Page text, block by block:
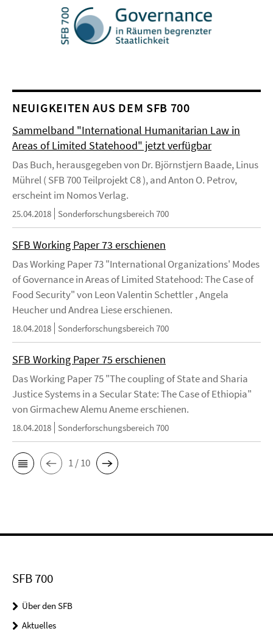
NEUIGKEITEN AUS DEM SFB 700
Sammelband "International Humanitarian Law in
Areas of Limited Statehood" jetzt verfügbar
Das Buch, herausgegeben von Dr. Björnstjern Baade, Linus
Mührel ( SFB 700 Teilprojekt C8 ), and Anton O. Petrov,
erscheint im Nomos Verlag.
25.04.2018 Sonderforschungsbereich 700
SFB Working Paper 73 erschienen
Das Working Paper 73 "International Organizations' Modes
of Governance in Areas of Limited Statehood: The Case of
Food Security" von Leon Valentin Schettler , Angela
Heucher und Andrea Liese erschienen.
18.04.2018 Sonderforschungsbereich 700
SFB Working Paper 75 erschienen
Das Working Paper 75 "The coupling of State and Sharia
Justice Systems in a Secular State: The Case of Ethiopia"
von Girmachew Alemu Aneme erschienen.
18.04.2018 Sonderforschungsbereich 700
1 / 10
SFB 700
Über den SFB
Aktuelles